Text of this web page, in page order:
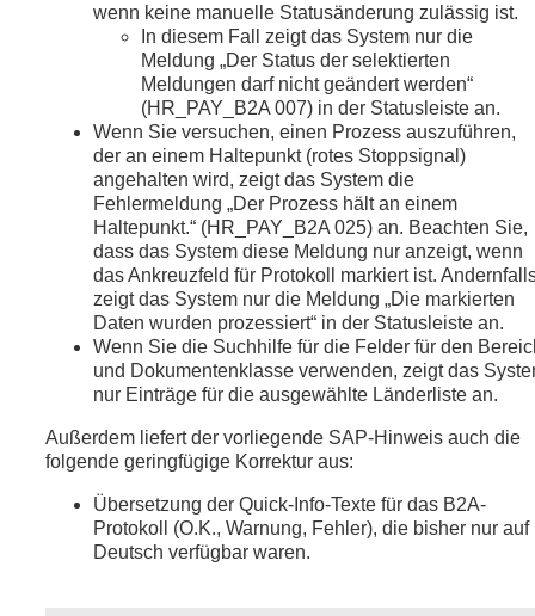
wenn keine manuelle Statusänderung zulässig ist.
In diesem Fall zeigt das System nur die
Meldung „Der Status der selektierten
Meldungen darf nicht geändert werden“
(HR_PAY_B2A 007) in der Statusleiste an.
Wenn Sie versuchen, einen Prozess auszuführen,
der an einem Haltepunkt (rotes Stoppsignal)
angehalten wird, zeigt das System die
Fehlermeldung „Der Prozess hält an einem
Haltepunkt.“ (HR_PAY_B2A 025) an. Beachten Sie,
dass das System diese Meldung nur anzeigt, wenn
das Ankreuzfeld für Protokoll markiert ist.
zeigt das System nur die Meldung „Die markierten
Daten wurden prozessiert“ in der Statusleiste an.
Wenn Sie die Suchhilfe für die Felder für den
und Dokumentenklasse verwenden, zeigt das
nur Einträge für die ausgewählte Länderliste an.
Außerdem liefert der vorliegende SAP-Hinweis auch die
folgende geringfügige Korrektur aus:
Übersetzung der Quick-Info-Texte für das B2A-
Protokoll (O.K., Warnung, Fehler), die bisher nur auf
Deutsch verfügbar waren.